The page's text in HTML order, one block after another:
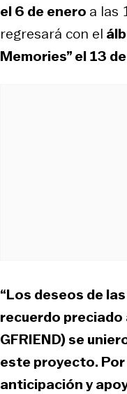
el 6 de enero a las
regresará con el
Memories” el 13
“Los deseos de
recuerdo preciado
GFRIEND) se
este proyecto.
anticipación y